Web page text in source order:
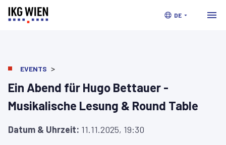
DE
EVENTS >
Ein Abend für Hugo Bettauer -
Musikalische Lesung & Round Table
Datum & Uhrzeit: 11.11.2025, 19:30